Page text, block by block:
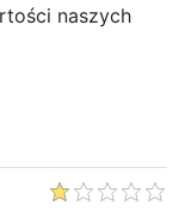
naszych